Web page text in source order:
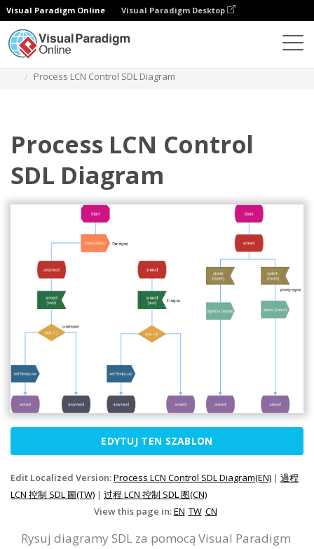
Visual Paradigm Online Visual Paradigm Desktop
Process LCN Control SDL Diagram
Process LCN Control
SDL Diagram
EDYTUJ TEN SZABLON
Edit Localized Version:Process LCN Control SDL Diagram(EN) | 過程
LCN 控制 SDL 圖(TW) | 过程 LCN 控制 SDL 图(CN)
View this page in:EN TW CN
Rysuj diagramy SDL za pomocą Visual Paradigm